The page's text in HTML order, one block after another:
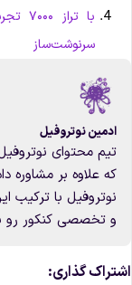
با
سرنوشت‌ساز
ادمین نوتروفیل
تیم محتوای
که علاوه بر مشاوره
نوتروفیل با ترکیب
و تخصصی کنکور رو
گذاری: